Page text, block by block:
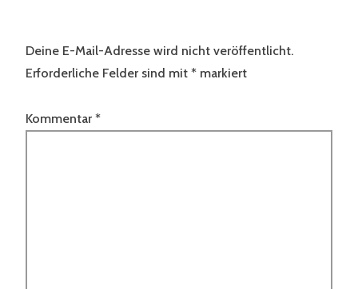
Deine E-Mail-Adresse wird nicht veröffentlicht.
Erforderliche Felder sind mit * markiert
Kommentar *